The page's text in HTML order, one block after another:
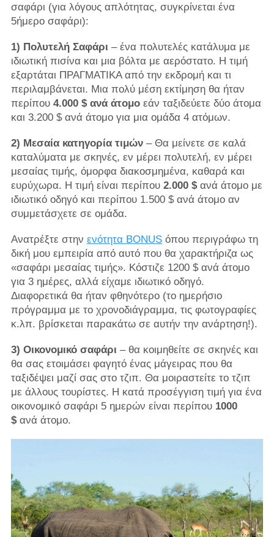
σαφάρι (για λόγους απλότητας, συγκρίνεται ένα
5ήμερο σαφάρι):
1) Πολυτελή Σαφάρι – ένα πολυτελές κατάλυμα με
ιδιωτική πισίνα και μια βόλτα με αερόστατο. Η τιμή
εξαρτάται ΠΡΑΓΜΑΤΙΚΑ από την εκδρομή και τι
περιλαμβάνεται. Μια πολύ μέση εκτίμηση θα ήταν
περίπου 4.000 $ ανά άτομοεάν ταξιδεύετε δύο άτομα
και 3.200 $ ανά άτομο για μια ομάδα 4 ατόμων.
2) Μεσαία κατηγορία τιμών– Θα μείνετε σε καλά
καταλύματα με σκηνές, εν μέρει πολυτελή, εν μέρει
μεσαίας τιμής, όμορφα διακοσμημένα, καθαρά και
ευρύχωρα. Η τιμή είναι περίπου 2.000 $ανά άτομο με
ιδιωτικό οδηγό και περίπου 1.500 $ ανά άτομο αν
συμμετάσχετε σε ομάδα.
Ανατρέξτε στην ενότητα BONUSόπου περιγράφω τη
δική μου εμπειρία από αυτό που θα χαρακτήριζα ως
«σαφάρι μεσαίας τιμής». Κόστιζε 1200 $ ανά άτομο
για 3 ημέρες, αλλά είχαμε ιδιωτικό οδηγό.
Διαφορετικά θα ήταν φθηνότερο (το ημερήσιο
πρόγραμμα με το χρονοδιάγραμμα, τις φωτογραφίες
κ.λπ. βρίσκεται παρακάτω σε αυτήν την ανάρτηση!).
3) Οικονομικό σαφάρι – θα κοιμηθείτε σε σκηνές και
θα σας ετοιμάσει φαγητό ένας μάγειρας που θα
ταξιδέψει μαζί σας στο τζιπ. Θα μοιραστείτε το τζιπ
με άλλους τουρίστες. Η κατά προσέγγιση τιμή για ένα
οικονομικό σαφάρι 5 ημερών είναι περίπου 1000
$ανά άτομο.